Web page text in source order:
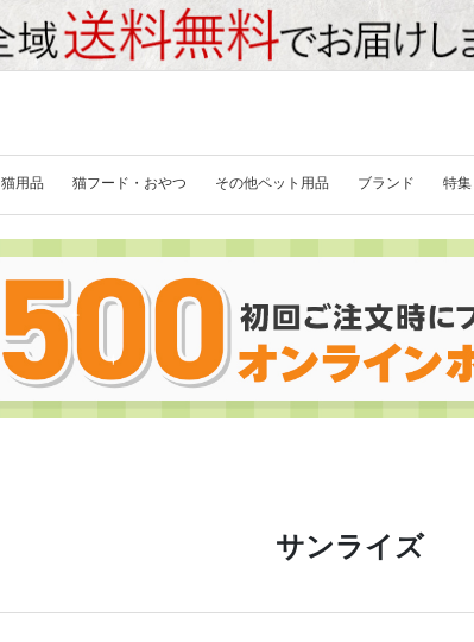
猫用品 猫フード・おやつ その他ペット用品 ブランド 特集
サンライズ